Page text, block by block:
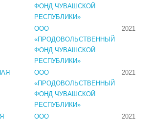
ФОНД ЧУВАШСКОЙ
РЕСПУБЛИКИ»
ООО
«ПРОДОВОЛЬСТВЕННЫЙ
ФОНД ЧУВАШСКОЙ
РЕСПУБЛИКИ»
2021
ООО
«ПРОДОВОЛЬСТВЕННЫЙ
ФОНД ЧУВАШСКОЙ
РЕСПУБЛИКИ»
2021
ООО
2021